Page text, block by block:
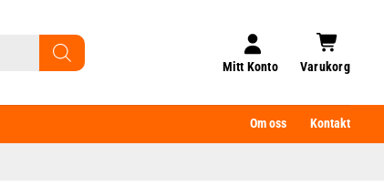
Mitt Konto Varukorg
Om oss Kontakt